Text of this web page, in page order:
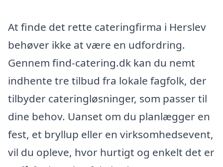
At finde det rette cateringfirma i Herslev
behøver ikke at være en udfordring.
Gennem find-catering.dk kan du nemt
indhente tre tilbud fra lokale fagfolk, der
tilbyder cateringløsninger, som passer til
dine behov. Uanset om du planlægger en
fest, et bryllup eller en virksomhedsevent,
vil du opleve, hvor hurtigt og enkelt det er